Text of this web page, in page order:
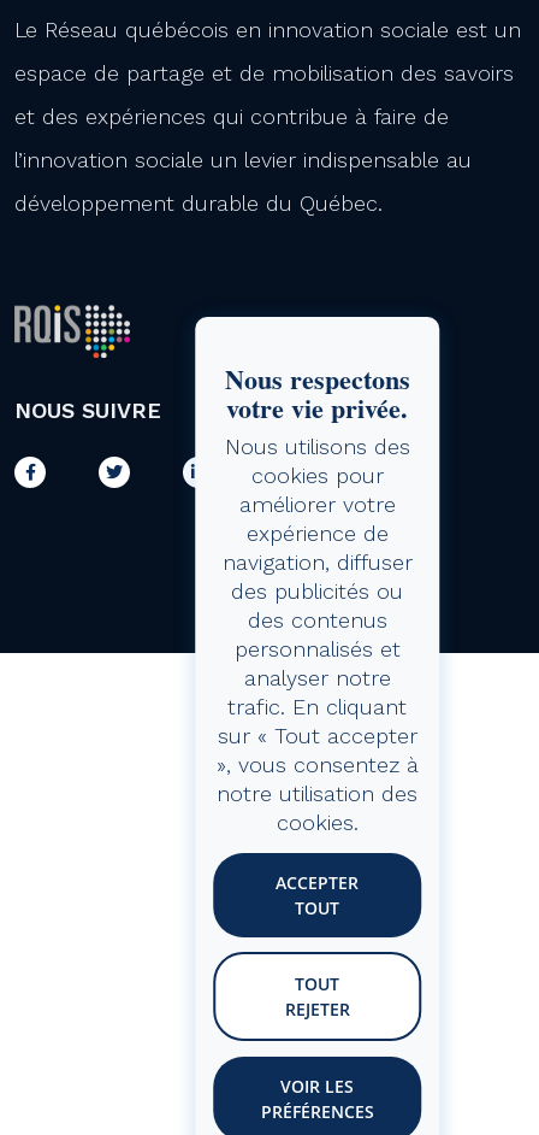
Nous respectons
votre vie privée.
Nous utilisons des
cookies pour
améliorer votre
expérience de
navigation, diffuser
des publicités ou
des contenus
personnalisés et
analyser notre
trafic. En cliquant
sur « Tout accepter
», vous consentez à
notre utilisation des
cookies.
ACCEPTER
TOUT
TOUT
REJETER
VOIR LES
PRÉFÉRENCES
Le Réseau québécois en innovation sociale est un
espace de partage et de mobilisation des savoirs
et des expériences qui contribue à faire de
l’innovation sociale un levier indispensable au
développement durable du Québec.
NOUS SUIVRE